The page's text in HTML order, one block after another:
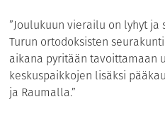
”Joulukuun vierailu on lyhyt
Turun ortodoksisten
aikana pyritään tavoittamaan
keskuspaikkojen lisäksi
ja Raumalla.”